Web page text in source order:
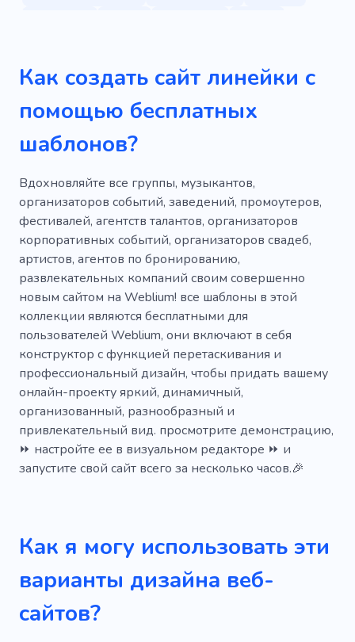
Предоставление
Веселье
Развлечение
Тусовка Покой
Наклейка
Сюрприз
Время с друзьями
Яркий
Победитель
Творческий
Игривый
Компания
Ожидание
Близость
Висит
Мгновенный
Вовремя
Конфиденциальность
Привлечение внимания
Часы
Вручение
Парикмахер
Поддерживать форму
Ночное сиденье
Пастель
Подъем Стена
Тревога
Шаблоны для сайтов
Инструмент
Как создать сайт линейки с
помощью бесплатных
шаблонов?
Вдохновляйте все группы, музыкантов,
организаторов событий, заведений, промоутеров,
фестивалей, агентств талантов, организаторов
корпоративных событий, организаторов свадеб,
артистов, агентов по бронированию,
развлекательных компаний своим совершенно
новым сайтом на Weblium! все шаблоны в этой
коллекции являются бесплатными для
пользователей Weblium, они включают в себя
конструктор с функцией перетаскивания и
профессиональный дизайн, чтобы придать вашему
онлайн-проекту яркий, динамичный,
организованный, разнообразный и
привлекательный вид. просмотрите демонстрацию,
⏩ настройте ее в визуальном редакторе ⏩ и
запустите свой сайт всего за несколько часов.🎉
Как я могу использовать эти
варианты дизайна веб-
сайтов?